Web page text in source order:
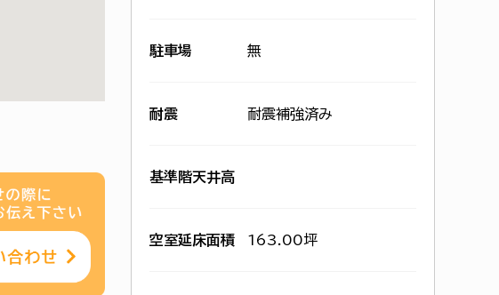
駐車場 無
耐震 耐震補強済み
基準階天井高
空室延床面積 163.00坪